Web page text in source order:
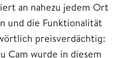
an nahezu jedem Ort
und die Funktionalität
preisverdächtig:
Cam wurde in diesem